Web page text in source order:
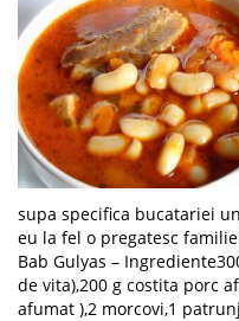
supa specifica bucatariei
eu la fel o pregatesc
Bab Gulyas –
de vita),200 g costita porc
afumat ),2 morcovi,1